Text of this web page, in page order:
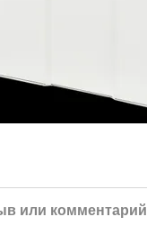
или комментарий